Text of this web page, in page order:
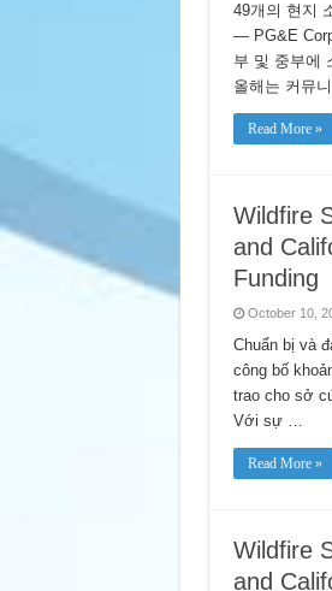
49개의 현지
— PG&E
부 및 중부에
올해는 커뮤
Read More »
Wildfire
and
Funding
October 10,
Chuẩn bị và
công bố
trao cho sở
Với sự …
Read More »
Wildfire
and